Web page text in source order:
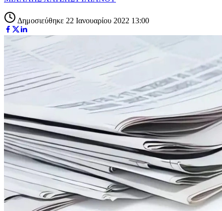
Δημοσιεύθηκε 22 Ιανουαρίου 2022 13:00